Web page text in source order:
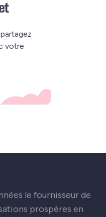
votre
le fournisseur de
prospères en